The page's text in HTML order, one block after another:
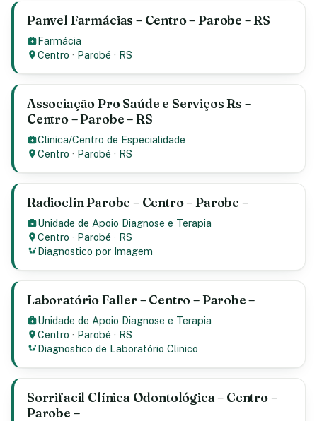
Panvel Farmácias – Centro – Parobe – RS
Farmácia
Centro · Parobé · RS
Associação Pro Saúde e Serviços Rs –
Centro – Parobe – RS
Clinica/Centro de Especialidade
Centro · Parobé · RS
Radioclin Parobe – Centro – Parobe –
Unidade de Apoio Diagnose e Terapia
Centro · Parobé · RS
Diagnostico por Imagem
Laboratório Faller – Centro – Parobe –
Unidade de Apoio Diagnose e Terapia
Centro · Parobé · RS
Diagnostico de Laboratório Clinico
Sorrifacil Clínica Odontológica – Centro –
Parobe –